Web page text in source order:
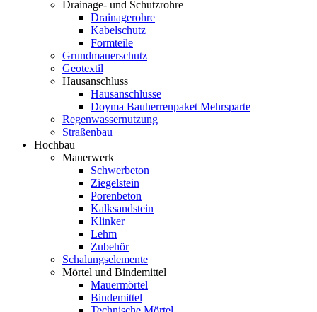
Drainage- und Schutzrohre
Drainagerohre
Kabelschutz
Formteile
Grundmauerschutz
Geotextil
Hausanschluss
Hausanschlüsse
Doyma Bauherrenpaket Mehrsparte
Regenwassernutzung
Straßenbau
Hochbau
Mauerwerk
Schwerbeton
Ziegelstein
Porenbeton
Kalksandstein
Klinker
Lehm
Zubehör
Schalungselemente
Mörtel und Bindemittel
Mauermörtel
Bindemittel